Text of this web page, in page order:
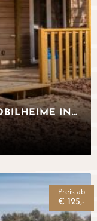
CAMPING EL GARROFER - MOBILHEIME IN BARCELONA - EUROCAMP
Preis ab
€ 125,-